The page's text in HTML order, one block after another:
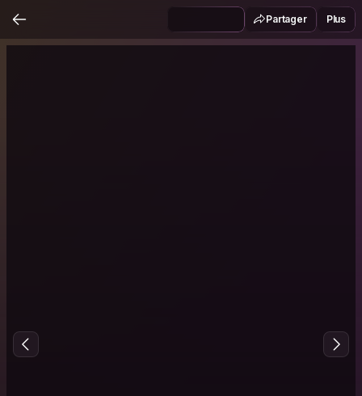
Partager Plus